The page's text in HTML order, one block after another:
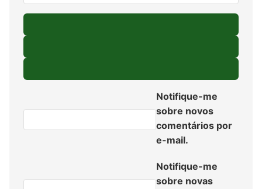
Notifique-me
sobre novos
comentários por
e-mail.
Notifique-me
sobre novas